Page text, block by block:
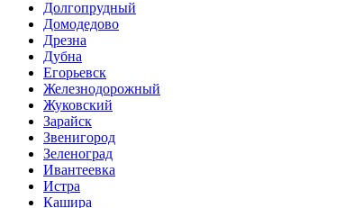
Долгопрудный
Домодедово
Дрезна
Дубна
Егорьевск
Железнодорожный
Жуковский
Зарайск
Звенигород
Зеленоград
Ивантеевка
Истра
Кашира